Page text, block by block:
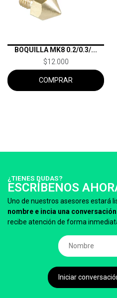
BOQUILLA MK8 0.2/0.3/...
$12.000
COMPRAR
¿TIENES DUDAS?
ESCRÍBENOS
Uno de nuestros asesores estará
nombre e incia una
recibe atención de forma
Iniciar